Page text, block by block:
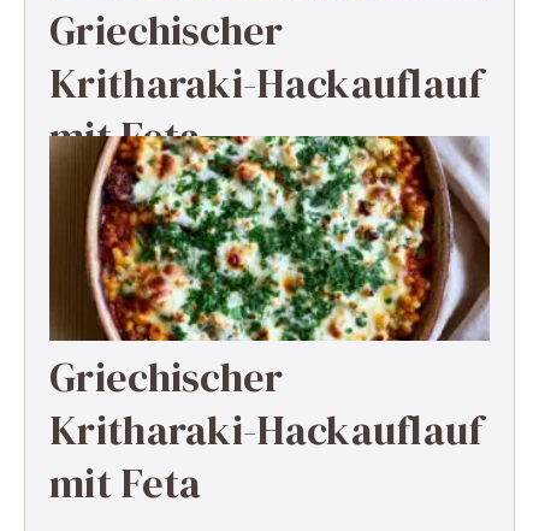
Griechischer
Kritharaki-Hackauflauf
mit Feta
Griechischer
Kritharaki-Hackauflauf
mit Feta